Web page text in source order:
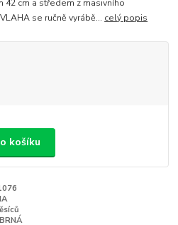
42 cm a středem z masivního
se ručně vyrábě... celý popis
košíku